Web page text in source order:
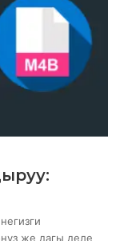
же дагы деле